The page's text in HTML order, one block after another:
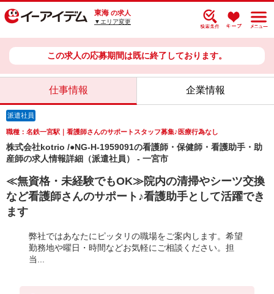
東海 の求人
▼エリア変更
この求人の応募期間は既に終了しております。
仕事情報 企業情報
派遣社員
職種：名鉄一宮駅｜看護師さんのサポートスタッフ募集♪医療行為なし
株式会社kotrio /●NG-H-1959091の看護師・保健師・看護助手・助
産師の求人情報詳細（派遣社員） - 一宮市
≪無資格・未経験でもOK≫院内の清掃やシーツ交換
など看護師さんのサポート♪看護助手として活躍でき
ます
弊社ではあなたにピッタリの職場をご案内します。希望
勤務地や曜日・時間などお気軽にご相談ください。担
当...